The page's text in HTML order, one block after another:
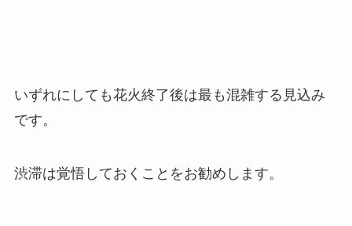
いずれにしても花火終了後は最も混雑する見込み
です。
渋滞は覚悟しておくことをお勧めします。